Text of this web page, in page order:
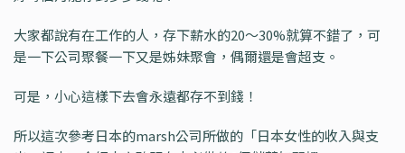
大家都說有在工作的人，存下薪水的20～30%就算不錯了，可
是一下公司聚餐一下又是姊妹聚會，偶爾還是會超支。
可是，小心這樣下去會永遠都存不到錢！
所以這次參考日本的marsh公司所做的「日本女性的收入與支